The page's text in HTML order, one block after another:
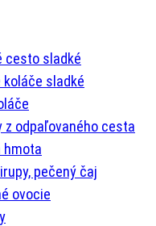
cesto sladké
koláče sladké
z odpaľovaného cesta
hmota
pečený čaj
ovocie